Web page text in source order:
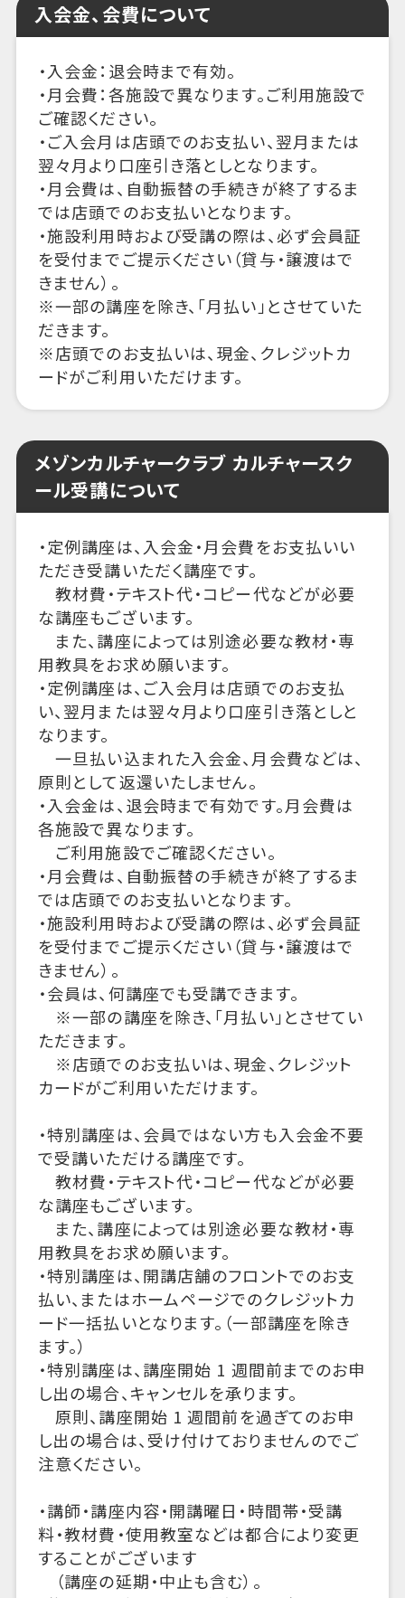
入会金、会費について
・入会金：退会時まで有効。
・月会費：各施設で異なります。ご利用施設で
ご確認ください。
・ご入会月は店頭でのお支払い、翌月または
翌々月より口座引き落としとなります。
・月会費は、自動振替の手続きが終了するま
では店頭でのお支払いとなります。
・施設利用時および受講の際は、必ず会員証
を受付までご提示ください（貸与・譲渡はで
きません）。
※一部の講座を除き、「月払い」とさせていた
だきます。
※店頭でのお支払いは、現金、クレジットカ
ードがご利用いただけます。
メゾンカルチャークラブ カルチャースク
ール受講について
・定例講座は、入会金・月会費をお支払いい
ただき受講いただく講座です。
教材費・テキスト代・コピー代などが必要
な講座もございます。
また、講座によっては別途必要な教材・専
用教具をお求め願います。
・定例講座は、ご入会月は店頭でのお支払
い、翌月または翌々月より口座引き落としと
なります。
一旦払い込まれた入会金、月会費などは、
原則として返還いたしません。
・入会金は、退会時まで有効です。月会費は
各施設で異なります。
ご利用施設でご確認ください。
・月会費は、自動振替の手続きが終了するま
では店頭でのお支払いとなります。
・施設利用時および受講の際は、必ず会員証
を受付までご提示ください（貸与・譲渡はで
きません）。
・会員は、何講座でも受講できます。
※一部の講座を除き、「月払い」とさせてい
ただきます。
※店頭でのお支払いは、現金、クレジット
カードがご利用いただけます。
・特別講座は、会員ではない方も入会金不要
で受講いただける講座です。
教材費・テキスト代・コピー代などが必要
な講座もございます。
また、講座によっては別途必要な教材・専
用教具をお求め願います。
・特別講座は、開講店舗のフロントでのお支
払い、またはホームページでのクレジットカ
ード一括払いとなります。（一部講座を除き
ます。）
・特別講座は、講座開始 1 週間前までのお申
し出の場合、キャンセルを承ります。
原則、講座開始 1 週間前を過ぎてのお申
し出の場合は、受け付けておりませんのでご
注意ください。
・講師・講座内容・開講曜日・時間帯・受講
料・教材費・使用教室などは都合により変更
することがございます
（講座の延期・中止も含む）。